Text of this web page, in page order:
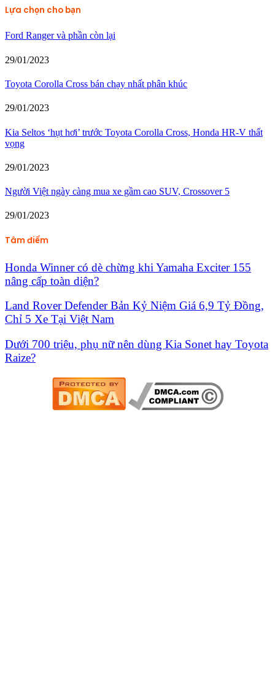
Lựa chọn cho bạn
Ford Ranger và phần còn lại
29/01/2023
Toyota Corolla Cross bán chạy nhất phân khúc
29/01/2023
Kia Seltos ‘hụt hơi’ trước Toyota Corolla Cross, Honda HR-V thất
vọng
29/01/2023
Người Việt ngày càng mua xe gầm cao SUV, Crossover 5
29/01/2023
Tâm điểm
Honda Winner có dè chừng khi Yamaha Exciter 155
nâng cấp toàn diện?
Land Rover Defender Bản Kỷ Niệm Giá 6,9 Tỷ Đồng,
Chỉ 5 Xe Tại Việt Nam
Dưới 700 triệu, phụ nữ nên dùng Kia Sonet hay Toyota
Raize?